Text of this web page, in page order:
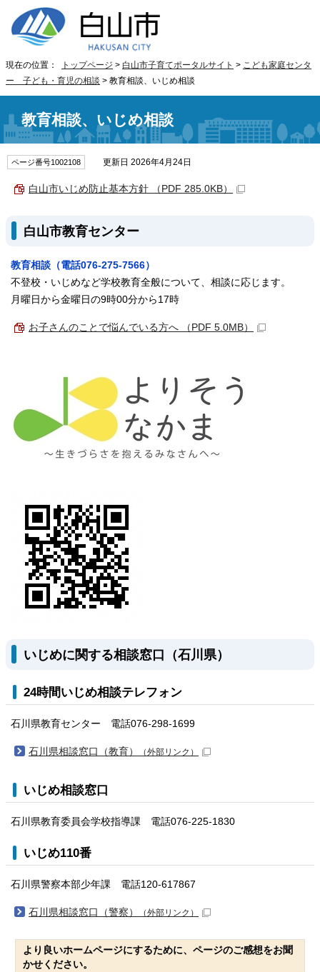
現在の位置： トップページ > 白山市子育てポータルサイト > こども家庭センタ
ー 子ども・育児の相談 > 教育相談、いじめ相談
教育相談、いじめ相談
ページ番号1002108 更新日 2026年4月24日
白山市いじめ防止基本方針 （PDF 285.0KB）
白山市教育センター
教育相談（電話076-275-7566）
不登校・いじめなど学校教育全般について、相談に応じます。
月曜日から金曜日の9時00分から17時
お子さんのことで悩んでいる方へ （PDF 5.0MB）
いじめに関する相談窓口（石川県）
24時間いじめ相談テレフォン
石川県教育センター 電話076-298-1699
石川県相談窓口（教育） （外部リンク）
いじめ相談窓口
石川県教育委員会学校指導課 電話076-225-1830
いじめ110番
石川県警察本部少年課 電話120-617867
石川県相談窓口（警察） （外部リンク）
より良いホームページにするために、ページのご感想をお聞
かせください。